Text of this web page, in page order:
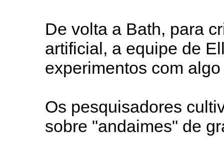
De volta a Bath, para
artificial, a equipe de
experimentos com
Os pesquisadores
sobre "andaimes" de